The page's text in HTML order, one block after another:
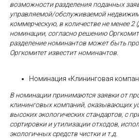
возможности разделения поданных
управляемой/обслуживаемой
коммерческую, в количестве не менее 2
номинации, согласно решению
разделение номинантов может быть
Оргкомитет известит номинантов.
Номинация «Клининговая
В номинации принимаются заявки от
клининговых компаний, оказывающих
высоких экологических стандартов, с
сортировки и утилизации отходов,
экологичных средств чистки и т.д.